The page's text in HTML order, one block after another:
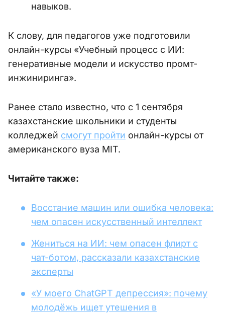
навыков.
К слову, для педагогов уже подготовили
онлайн-курсы «Учебный процесс с ИИ:
генеративные модели и искусство промт-
инжиниринга».
Ранее стало известно, что с 1 сентября
казахстанские школьники и студенты
колледжей смогут пройти онлайн-курсы от
американского вуза MIT.
Читайте также:
Восстание машин или ошибка человека:
чем опасен искусственный интеллект
Жениться на ИИ: чем опасен флирт с
чат-ботом, рассказали казахстанские
эксперты
«У моего ChatGPT депрессия»: почему
молодёжь ищет утешения в